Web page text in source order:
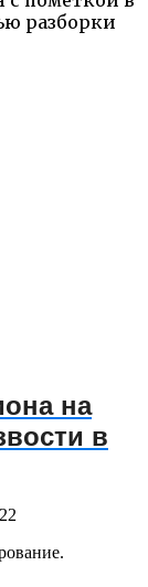
разборки
на
в